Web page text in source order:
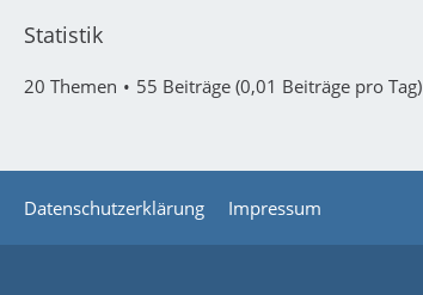
Statistik
20 Themen 55 Beiträge (0,01 Beiträge pro Tag)
Datenschutzerklärung Impressum